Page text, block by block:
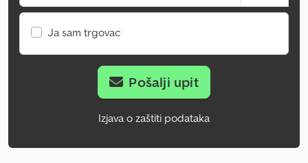
Ja sam trgovac
Pošalji upit
Izjava o zaštiti podataka